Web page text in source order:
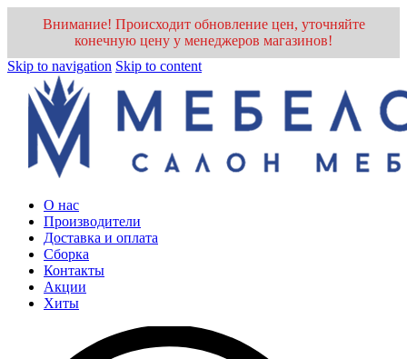
Внимание! Происходит обновление цен, уточняйте
конечную цену у менеджеров магазинов!
Skip to navigation Skip to content
О нас
Производители
Доставка и оплата
Cборка
Контакты
Акции
Хиты